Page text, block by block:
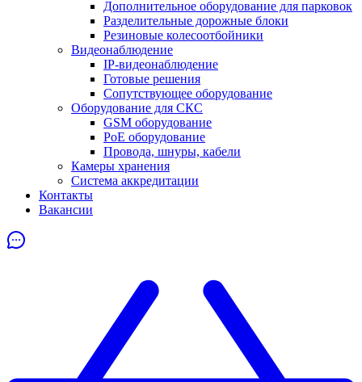
Дополнительное оборудование для парковок
Разделительные дорожные блоки
Резиновые колесоотбойники
Видеонаблюдение
IP-видеонаблюдение
Готовые решения
Сопутствующее оборудование
Оборудование для СКС
GSM оборудование
PoE оборудование
Провода, шнуры, кабели
Камеры хранения
Система аккредитации
Контакты
Вакансии